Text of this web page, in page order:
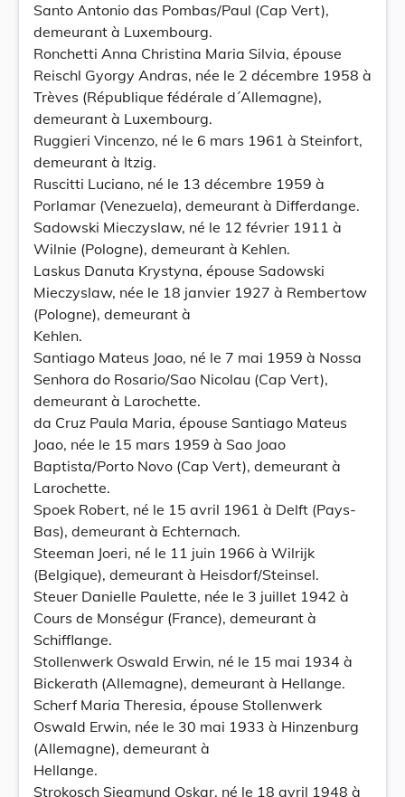
Santo Antonio das Pombas/Paul (Cap Vert),
demeurant à Luxembourg.
Ronchetti Anna Christina Maria Silvia, épouse
Reischl Gyorgy Andras, née le 2 décembre 1958 à
Trèves (République fédérale d´Allemagne),
demeurant à Luxembourg.
Ruggieri Vincenzo, né le 6 mars 1961 à Steinfort,
demeurant à Itzig.
Ruscitti Luciano, né le 13 décembre 1959 à
Porlamar (Venezuela), demeurant à Differdange.
Sadowski Mieczyslaw, né le 12 février 1911 à
Wilnie (Pologne), demeurant à Kehlen.
Laskus Danuta Krystyna, épouse Sadowski
Mieczyslaw, née le 18 janvier 1927 à Rembertow
(Pologne), demeurant à
Kehlen.
Santiago Mateus Joao, né le 7 mai 1959 à Nossa
Senhora do Rosario/Sao Nicolau (Cap Vert),
demeurant à Larochette.
da Cruz Paula Maria, épouse Santiago Mateus
Joao, née le 15 mars 1959 à Sao Joao
Baptista/Porto Novo (Cap Vert), demeurant à
Larochette.
Spoek Robert, né le 15 avril 1961 à Delft (Pays-
Bas), demeurant à Echternach.
Steeman Joeri, né le 11 juin 1966 à Wilrijk
(Belgique), demeurant à Heisdorf/Steinsel.
Steuer Danielle Paulette, née le 3 juillet 1942 à
Cours de Monségur (France), demeurant à
Schifflange.
Stollenwerk Oswald Erwin, né le 15 mai 1934 à
Bickerath (Allemagne), demeurant à Hellange.
Scherf Maria Theresia, épouse Stollenwerk
Oswald Erwin, née le 30 mai 1933 à Hinzenburg
(Allemagne), demeurant à
Hellange.
Strokosch Siegmund Oskar, né le 18 avril 1948 à